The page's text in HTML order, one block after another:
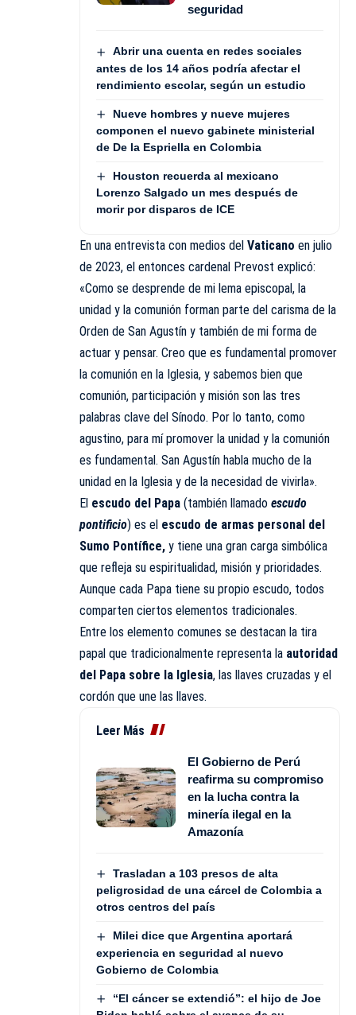
seguridad
Abrir una cuenta en redes sociales
antes de los 14 años podría afectar el
rendimiento escolar, según un estudio
Nueve hombres y nueve mujeres
componen el nuevo gabinete ministerial
de De la Espriella en Colombia
Houston recuerda al mexicano
Lorenzo Salgado un mes después de
morir por disparos de ICE
En una entrevista con medios del Vaticano en julio
de 2023, el entonces cardenal Prevost explicó:
«Como se desprende de mi lema episcopal, la
unidad y la comunión forman parte del carisma de la
Orden de San Agustín y también de mi forma de
actuar y pensar. Creo que es fundamental promover
la comunión en la Iglesia, y sabemos bien que
comunión, participación y misión son las tres
palabras clave del Sínodo. Por lo tanto, como
agustino, para mí promover la unidad y la comunión
es fundamental. San Agustín habla mucho de la
unidad en la Iglesia y de la necesidad de vivirla».
El escudo del Papa (también llamado escudo
pontificio) es el escudo de armas personal del
Sumo Pontífice, y tiene una gran carga simbólica
que refleja su espiritualidad, misión y prioridades.
Aunque cada Papa tiene su propio escudo, todos
comparten ciertos elementos tradicionales.
Entre los elemento comunes se destacan la tira
papal que tradicionalmente representa la autoridad
del Papa sobre la Iglesia, las llaves cruzadas y el
cordón que une las llaves.
Leer Más
El Gobierno de Perú
reafirma su compromiso
en la lucha contra la
minería ilegal en la
Amazonía
Trasladan a 103 presos de alta
peligrosidad de una cárcel de Colombia a
otros centros del país
Milei dice que Argentina aportará
experiencia en seguridad al nuevo
Gobierno de Colombia
“El cáncer se extendió”: el hijo de Joe